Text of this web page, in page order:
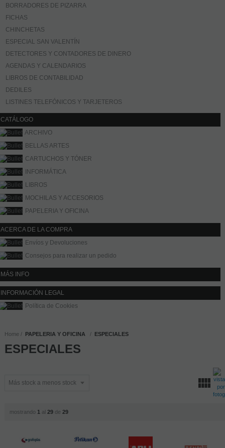
BORRADORES DE PIZARRA
FICHAS
CHINCHETAS
ESPECIAL SAN VALENTÍN
DETECTORES Y CONTADORES DE DINERO
AGENDAS Y CALENDARIOS
LIBROS DE CONTABILIDAD
DEDILES
LISTINES TELEFÓNICOS Y TARJETEROS
CATÁLOGO
ARCHIVO
BELLAS ARTES
CARTUCHOS Y TÓNER
INFORMÁTICA
LIBROS
MOCHILAS Y ACCESORIOS
PAPELERIA Y OFICINA
ACERCA DE LA COMPRA
Envíos y Devoluciones
Consejos para realizar un pedido
MÁS INFO
INFORMACIÓN LEGAL
Política de Cookies
Home PAPELERIA Y OFICINA ESPECIALES
ESPECIALES
mostrando 1 al 29de 29